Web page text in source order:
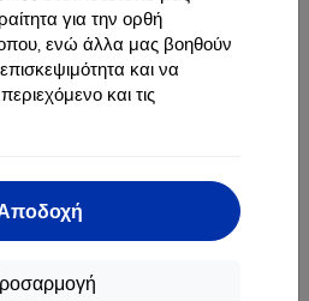
για την ορθή
ενώ άλλα μας βοηθούν
και να
και τις
«